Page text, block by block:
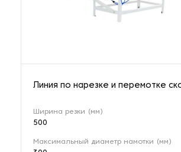
Линия по нарезке и перемотке
Ширина резки (мм)
500
Максимальный диаметр намотки (мм)